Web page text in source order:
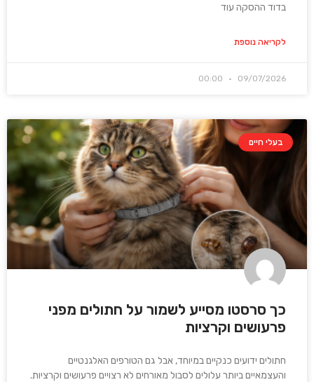
בדוד ההסקה עוד
לקריאה נוספת
09/07/2026
בעלי חיים
כך סרסטו מסייע לשמור על חתולים מפני
פרעושים וקרציות
חתולים ידועים כנקיים במיוחד, אבל גם הטורפים האלגנטיים
והעצמאיים ביותר עלולים לסבול מאורחים לא רצויים פרעושים וקרציות.